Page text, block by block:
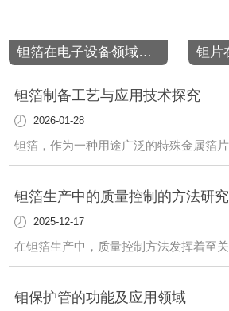
钽箔在电子设备领域种广泛应用
钽箔制备工艺与应用技术探究
2026-01-28
钽箔生产中的质量控制的方法研究
2025-12-17
钼保护管的功能及应用领域